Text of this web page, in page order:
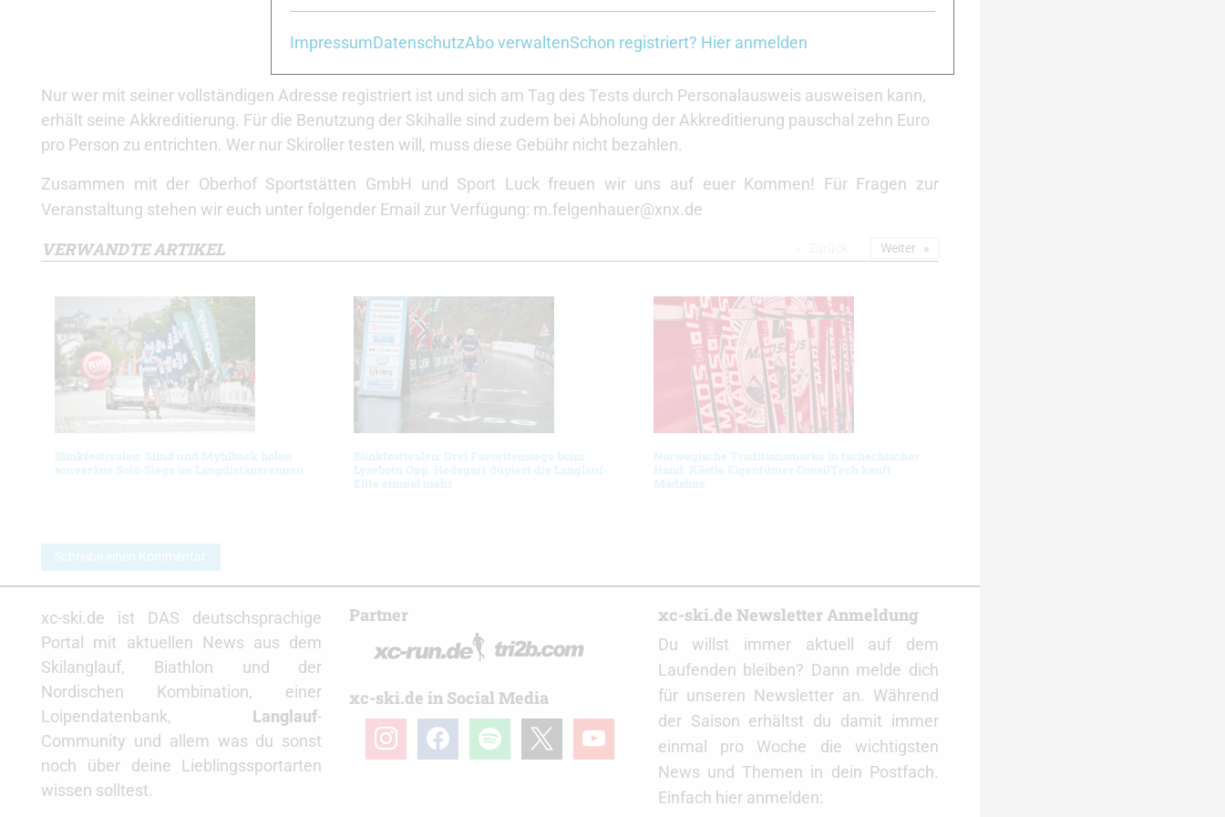
Anmeldung
Nur wer mit seiner vollständigen Adresse registriert ist und sich am Tag des Tests durch Personalausweis ausweisen kann,
erhält seine Akkreditierung. Für die Benutzung der Skihalle sind zudem bei Abholung der Akkreditierung pauschal zehn Euro
pro Person zu entrichten. Wer nur Skiroller testen will, muss diese Gebühr nicht bezahlen.
Zusammen mit der Oberhof Sportstätten GmbH und Sport Luck freuen wir uns auf euer Kommen! Für Fragen zur
Veranstaltung stehen wir euch unter folgender Email zur Verfügung: m.felgenhauer@xnx.de
VERWANDTE ARTIKEL
Blinkfestivalen: Slind und Myhlback holen
souveräne Solo-Siege im Langdistanzrennen
Blinkfestivalen: Drei Favoritensiege beim
Lysebotn Opp, Hedegart düpiert die Langlauf-
Elite einmal mehr
Norwegische Traditionsmarke in tschechischer
Hand: Kästle Eigentümer ConsilTech kauft
Madshus
Weiter
Schreibe einen Kommentar
xc-ski.de ist DAS deutschsprachige
Portal mit aktuellen News aus dem
Skilanglauf, Biathlon und der
Nordischen Kombination, einer
Loipendatenbank, Langlauf-
Community und allem was du sonst
noch über deine Lieblingssportarten
wissen solltest.
Partner
xc-ski.de in Social Media
instagramfacebookspotify youtube
xc-ski.de Newsletter Anmeldung
Du willst immer aktuell auf dem
Laufenden bleiben? Dann melde dich
für unseren Newsletter an. Während
der Saison erhältst du damit immer
einmal pro Woche die wichtigsten
News und Themen in dein Postfach.
Einfach hier anmelden:
ImpressumDatenschutzAbo verwaltenSchon registriert? Hier anmelden